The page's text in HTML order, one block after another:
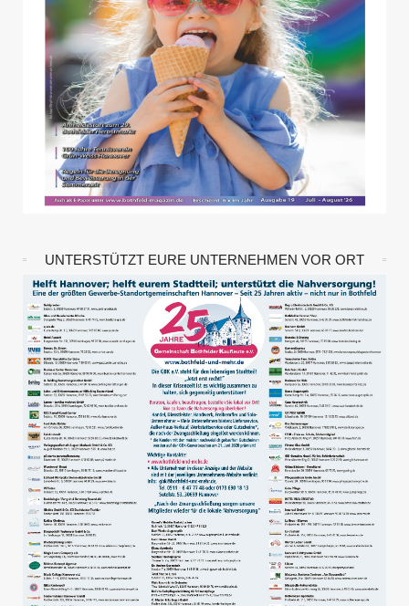
UNTERSTÜTZT EURE UNTERNEHMEN VOR ORT